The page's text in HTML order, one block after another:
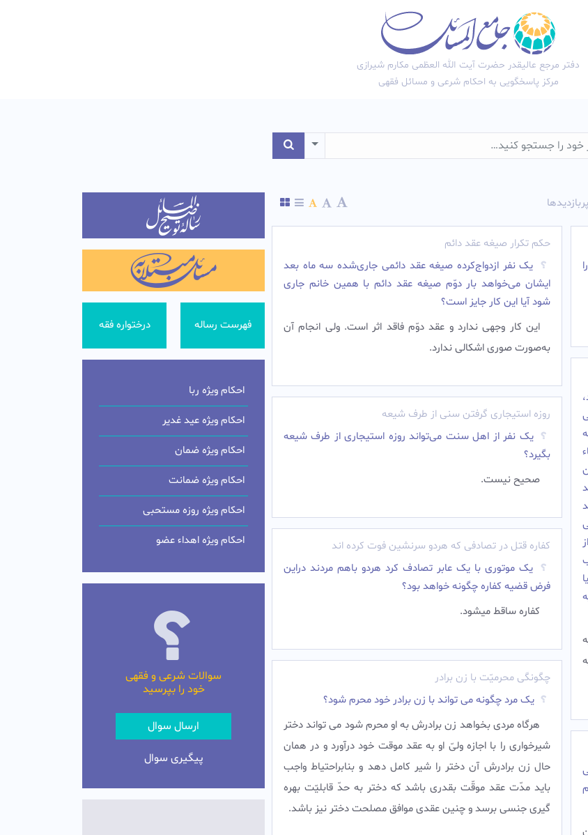
دفتر مرجع عالیقدر حضرت آیت الله العظمی مکارم شیرازی
مرکز پاسخگویی به احکام شرعی و مسائل فقهی
Toggle Dropdown
پربازدیدها
حکم تکرار صیغه عقد دائم
یک نفر ازدواج‌کرده صیغه عقد دائمی جاری‌شده سه ماه بعد
ایشان می‌خواهد بار دوّم صیغه عقد دائم با همین خانم جاری
شود آیا این کار جایز است؟
این کار وجهی ندارد و عقد دوّم فاقد اثر است. ولی انجام آن
به‌صورت صوری اشکالی ندارد.
روزه استیجاری گرفتن سنی از طرف شیعه
یک نفر از اهل سنت می‌تواند روزه استیجاری از طرف شیعه
بگیرد؟
صحیح نیست.
کفاره قتل در تصادفی که هردو سرنشین فوت کرده اند
یک موتوری با یک عابر تصادف کرد هردو باهم مردند دراین
فرض قضیه کفاره چگونه خواهد بود؟
کفاره ساقط میشود.
چگونگی محرمیّت با زن برادر
یک مرد چگونه می تواند با زن برادر خود محرم شود؟
هرگاه مردى بخواهد زن برادرش به او محرم شود مى تواند دختر
شیرخوارى را با اجازه ولىّ او به عقد موقت خود درآورد و در همان
حال زن برادرش آن دختر را شیر كامل دهد و بنابراحتياط واجب
بايد مدّت عقد موقّت بقدرى باشد كه دختر به حدّ قابليّت بهره
گيرى جنسى برسد و چنين عقدى موافق مصلحت دختر نيز باشد.
فهرست رساله درختواره فقه
احکام ویژه ربا
احکام ویژه عید غدیر
احکام ویژه ضمان
احکام ویژه ضمانت
احکام ویژه روزه مستحبی
احکام ویژه اهداء عضو
سوالات شرعی و فقهی
خود را بپرسید
ارسال سوال
پیگیری سوال